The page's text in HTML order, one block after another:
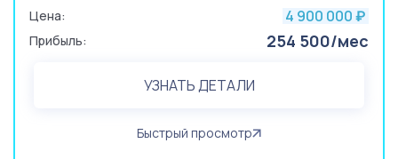
Цена:
4 900 000 ₽
Прибыль: 254 500/мес
УЗНАТЬ ДЕТАЛИ
Быстрый просмотр